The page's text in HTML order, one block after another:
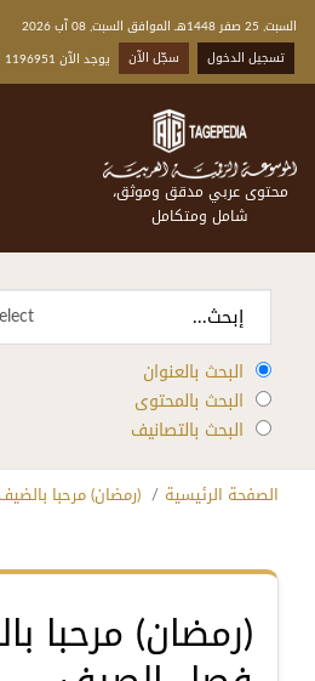
السبت, 25 صفر 1448هـ الموافق السبت, 08 آب 2026
تسجيل الدخول
سجّل الآن يوجد الآن 1196951 مقالة بالعربية
محتوى عربي مدقق وموثق،
شامل ومتكامل
البحث بالعنوان
البحث بالمحتوى
البحث بالتصانيف
الصفحة الرئيسية (رمضان) مرحبا
(رمضان) مرحبا